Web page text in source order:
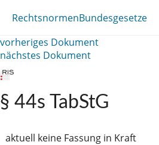
RechtsnormenBundesgesetze
vorheriges Dokument
nächstes Dokument
§ 44s TabStG
aktuell keine Fassung in Kraft